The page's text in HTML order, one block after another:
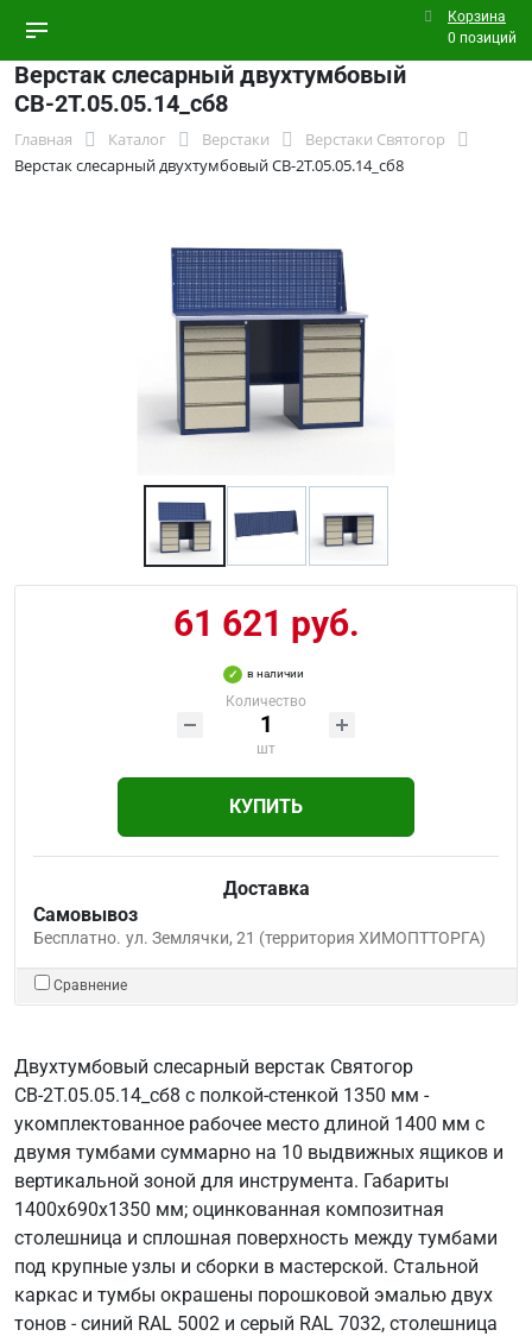
Корзина
0 позиций
Верстак слесарный двухтумбовый
СВ-2Т.05.05.14_сб8
Главная Каталог Верстаки
Верстаки Святогор
Верстак слесарный двухтумбовый СВ-2Т.05.05.14_сб8
61 621 руб.
в наличии
Количество
шт
КУПИТЬ
Доставка
Самовывоз
Бесплатно. ул. Землячки, 21 (территория ХИМОПТТОРГА)
Сравнение
Двухтумбовый слесарный верстак Святогор
СВ-2Т.05.05.14_сб8 с полкой-стенкой 1350 мм -
укомплектованное рабочее место длиной 1400 мм с
двумя тумбами суммарно на 10 выдвижных ящиков и
вертикальной зоной для инструмента. Габариты
1400х690х1350 мм; оцинкованная композитная
столешница и сплошная поверхность между тумбами
под крупные узлы и сборки в мастерской. Стальной
каркас и тумбы окрашены порошковой эмалью двух
тонов - синий RAL 5002 и серый RAL 7032, столешница